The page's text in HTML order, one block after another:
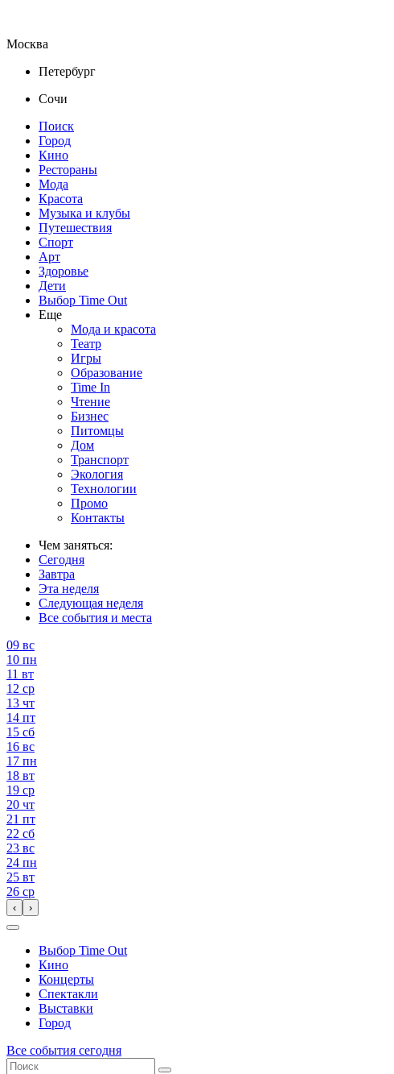
Москва
Петербург
Сочи
Поиск
Город
Кино
Рестораны
Мода
Красота
Музыка и клубы
Путешествия
Спорт
Арт
Здоровье
Дети
Выбор Time Out
Еще
Мода и красота
Театр
Игры
Образование
Time In
Чтение
Бизнес
Питомцы
Дом
Транспорт
Экология
Технологии
Промо
Контакты
Чем заняться:
Сегодня
Завтра
Эта неделя
Следующая неделя
Все события и места
09 вс
10 пн
11 вт
12 ср
13 чт
14 пт
15 сб
16 вс
17 пн
18 вт
19 ср
20 чт
21 пт
22 сб
23 вс
24 пн
25 вт
26 ср
‹ ›
Выбор Time Out
Кино
Концерты
Спектакли
Выставки
Город
Все события сегодня